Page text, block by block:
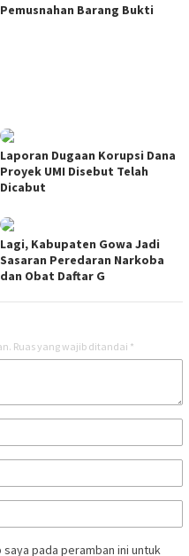
Pemusnahan Barang Bukti
Laporan Dugaan Korupsi Dana
Proyek UMI Disebut Telah
Dicabut
Lagi, Kabupaten Gowa Jadi
Sasaran Peredaran Narkoba
dan Obat Daftar G
Ruas yang wajib ditandai *
pada peramban ini untuk